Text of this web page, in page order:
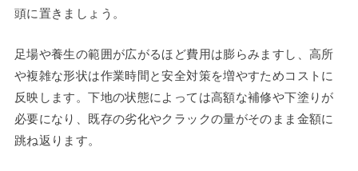
頭に置きましょう。
足場や養生の範囲が広がるほど費用は膨らみますし、高所
や複雑な形状は作業時間と安全対策を増やすためコストに
反映します。下地の状態によっては高額な補修や下塗りが
必要になり、既存の劣化やクラックの量がそのまま金額に
跳ね返ります。